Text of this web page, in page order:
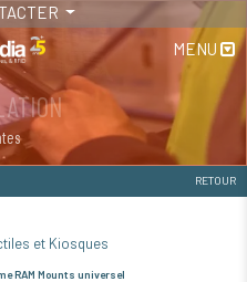
MENU
RETOUR
et Kiosques
RAM Mounts universel